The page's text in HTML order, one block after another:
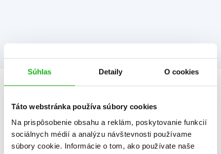
Súhlas Detaily O cookies
Táto webstránka používa súbory cookies
Na prispôsobenie obsahu a reklám, poskytovanie funkcií
sociálnych médií a analýzu návštevnosti používame
súbory cookie. Informácie o tom, ako používate naše
Informácie
Žáner
literatúra pre dievčatá
ilustrované knihy